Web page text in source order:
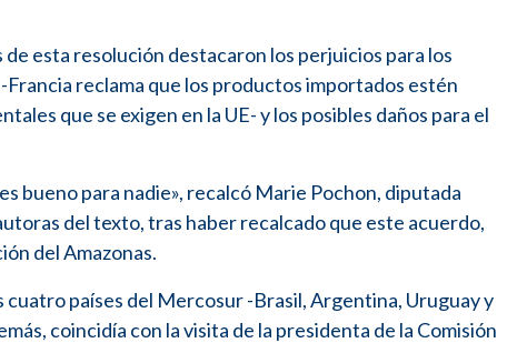
esta resolución destacaron los perjuicios para los
reclama que los productos importados estén
que se exigen en la UE- y los posibles daños para el
bueno para nadie», recalcó Marie Pochon, diputada
del texto, tras haber recalcado que este acuerdo,
del Amazonas.
cuatro países del Mercosur -Brasil, Argentina, Uruguay y
coincidía con la visita de la presidenta de la Comisión